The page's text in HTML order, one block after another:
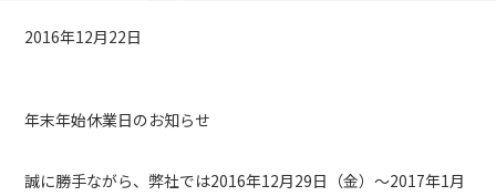
2016年12月22日
年末年始休業日のお知らせ
誠に勝手ながら、弊社では2016年12月29日（金）～2017年1月